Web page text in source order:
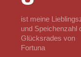
ist meine
und Speichenzahl
Glücksrades von
Fortuna